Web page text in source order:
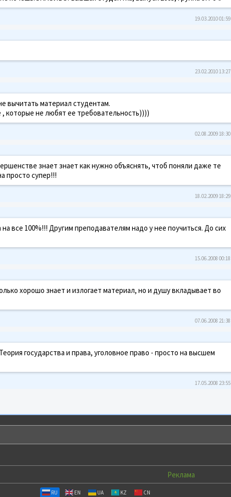
19.03.2010 01:59
23.02.2010 13:27
вычитать материал студентам.
которые не любят ее требовательность))))
02.08.2009 18:30
знает знает как нужно объяснять, чтоб поняли даже те
просто супер!!!
18.02.2009 18:29
все 100%!!! Другим преподавателям надо у нее поучиться. До сих
15.06.2008 00:18
хорошо знает и излогает материал, но и душу вкладывает во
07.06.2008 21:38
государства и права, уголовное право - просто на высшем
17.05.2008 23:55
Реклама
RU EN UA KZ CN